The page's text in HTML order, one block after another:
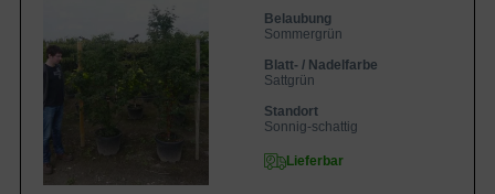
Belaubung
Sommergrün
Blatt- / Nadelfarbe
Sattgrün
Standort
Sonnig-schattig
Lieferbar